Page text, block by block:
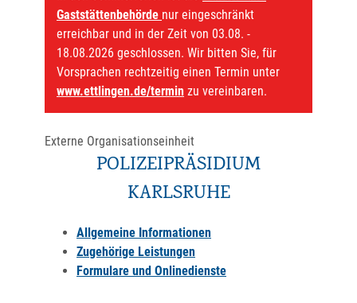
Gaststättenbehörde nur eingeschränkt
erreichbar und in der Zeit von 03.08. -
18.08.2026 geschlossen. Wir bitten Sie, für
Vorsprachen rechtzeitig einen Termin unter
www.ettlingen.de/termin zu vereinbaren.
Externe Organisationseinheit
POLIZEIPRÄSIDIUM
KARLSRUHE
Allgemeine Informationen
Zugehörige Leistungen
Formulare und Onlinedienste